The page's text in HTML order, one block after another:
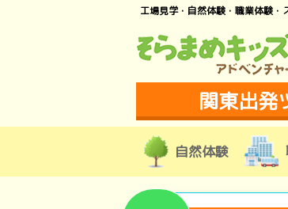
工場見学・自然体験・職業体験
関東出発
自然体験